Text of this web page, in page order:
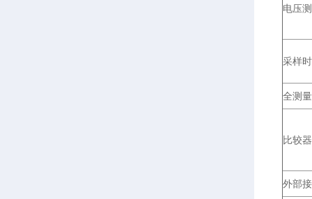
电压
采样
全测
比较器
外部